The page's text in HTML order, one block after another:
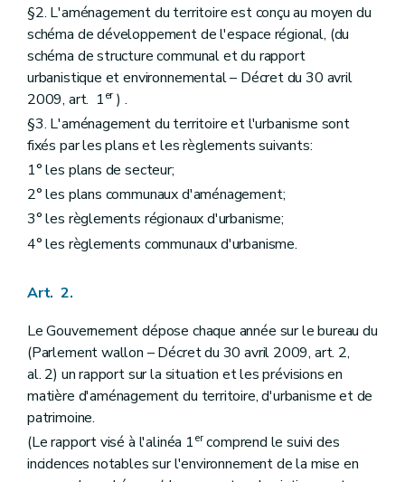
Art. 46
Chapitre III
Du plan communal d'aménagement
Section première Généralités
Art. 47
Section 2 Contenu
Art. 48
Art. 49
Section 3 Procédure d'élaboration
Art. 49bis
Art. 50
Art. 51
Art. 52
Section 4 Procédure de révision
Section 5 Elaboration et révision par le Gouvernement
Art. 57
Art. 57 bis
Section 7 Abrogation du plan communal d'aménagement
Art. 57 ter
Chapitre IV Des expropriations et des indemnités
Art. 58
Art. 59
Art. 60
Art. 61
§2. L'aménagement du territoire est conçu au moyen du
schéma de développement de l'espace régional, (du
schéma de structure communal et du rapport
urbanistique et environnemental – Décret du 30 avril
2009, art. 1er) .
§3. L'aménagement du territoire et l'urbanisme sont
fixés par les plans et les règlements suivants:
1° les plans de secteur;
2° les plans communaux d'aménagement;
3° les règlements régionaux d'urbanisme;
4° les règlements communaux d'urbanisme.
Art. 2.
Le Gouvernement dépose chaque année sur le bureau du
(Parlement wallon – Décret du 30 avril 2009, art. 2,
al. 2) un rapport sur la situation et les prévisions en
matière d'aménagement du territoire, d'urbanisme et de
patrimoine.
(Le rapport visé à l'alinéa 1ercomprend le suivi des
incidences notables sur l'environnement de la mise en